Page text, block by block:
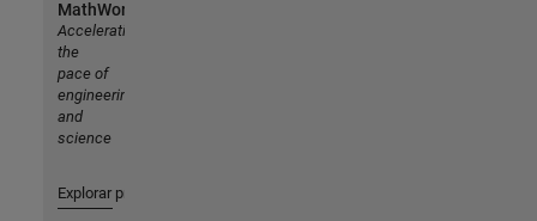
MathWorks
Accelerating
the
pace of
engineering
and
science
Explorar productos